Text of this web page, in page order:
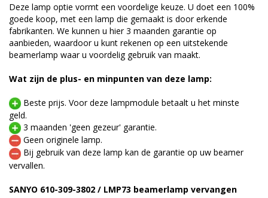
Deze lamp optie vormt een voordelige keuze. U doet een 100%
goede koop, met een lamp die gemaakt is door erkende
fabrikanten. We kunnen u hier 3 maanden garantie op
aanbieden, waardoor u kunt rekenen op een uitstekende
beamerlamp waar u voordelig gebruik van maakt.
Wat zijn de plus- en minpunten van deze lamp:
Beste prijs. Voor deze lampmodule betaalt u het minste
geld.
3 maanden 'geen gezeur' garantie.
Geen originele lamp.
Bij gebruik van deze lamp kan de garantie op uw beamer
vervallen.
SANYO 610-309-3802 / LMP73 beamerlamp vervangen